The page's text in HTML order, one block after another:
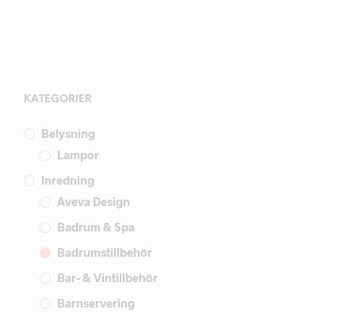
KATEGORIER
Belysning
Lampor
Inredning
Aveva Design
Badrum & Spa
Badrumstillbehör
Bar- & Vintillbehör
Barnservering